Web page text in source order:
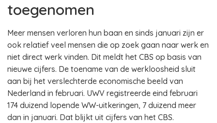
toegenomen
Meer mensen verloren hun baan en sinds januari zijn er
ook relatief veel mensen die op zoek gaan naar werk en
niet direct werk vinden. Dit meldt het CBS op basis van
nieuwe cijfers. De toename van de werkloosheid sluit
aan bij het verslechterde economische beeld van
Nederland in februari. UWV registreerde eind februari
174 duizend lopende WW-uitkeringen, 7 duizend meer
dan in januari. Dat blijkt uit cijfers van het CBS.